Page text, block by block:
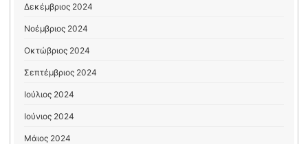
Δεκέμβριος 2024
Νοέμβριος 2024
Οκτώβριος 2024
Σεπτέμβριος 2024
Ιούλιος 2024
Ιούνιος 2024
Μάιος 2024